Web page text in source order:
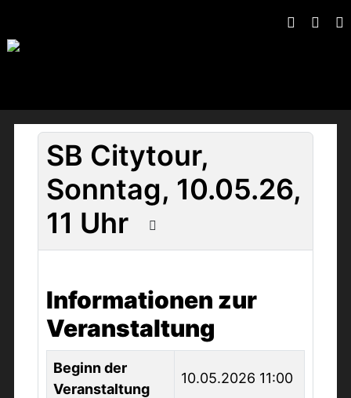
SB Citytour,
Sonntag, 10.05.26,
11 Uhr
Informationen zur
Veranstaltung
Beginn der
Veranstaltung
10.05.2026 11:00